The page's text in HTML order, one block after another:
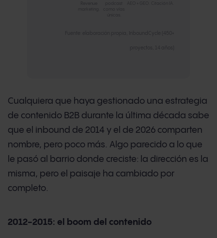
Cualquiera que haya gestionado una estrategia
de contenido B2B durante la última década sabe
que el inbound de 2014 y el de 2026 comparten
nombre, pero poco más. Algo parecido a lo que
le pasó al barrio donde creciste: la dirección es la
misma, pero el paisaje ha cambiado por
completo.
2012-2015: el boom del contenido